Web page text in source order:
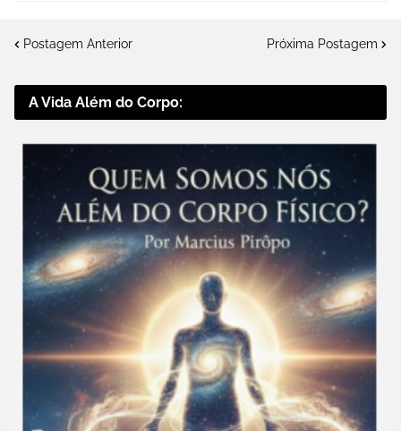
Postagem Anterior Próxima Postagem
A Vida Além do Corpo: